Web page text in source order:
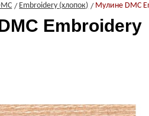
Embroidery (хлопок) Мулине DMC
Embroidery